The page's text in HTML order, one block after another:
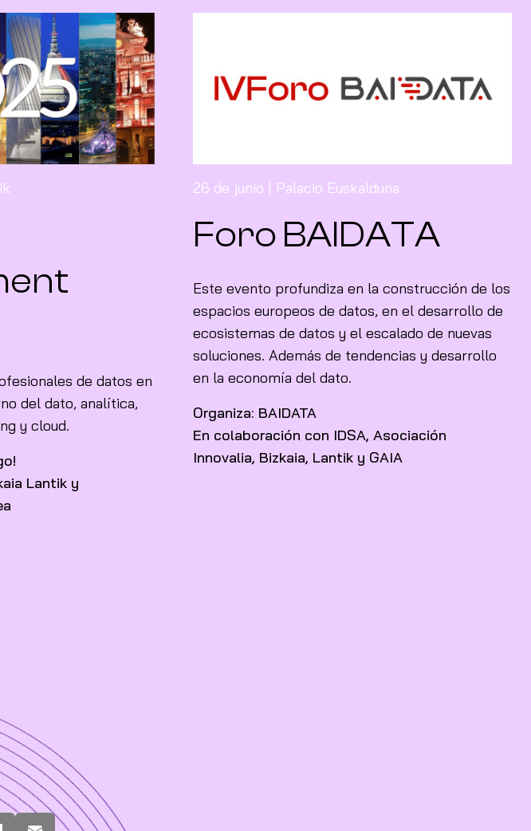
de datos en
del dato, analítica,
y cloud.
Lantik y
26 de junio | Palacio Euskalduna
Foro BAIDATA
Este evento profundiza en la construcción de los
espacios europeos de datos, en el desarrollo de
ecosistemas de datos y el escalado de nuevas
soluciones. Además de tendencias y desarrollo
en la economía del dato.
Organiza: BAIDATA
En colaboración con IDSA, Asociación
Innovalia, Bizkaia, Lantik y GAIA